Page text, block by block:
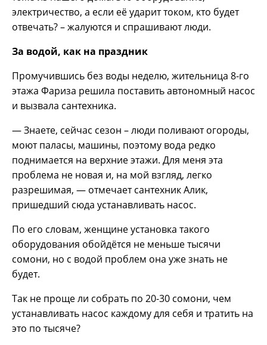
электричество, а если её ударит током, кто будет
отвечать? – жалуются и спрашивают люди.
За водой, как на праздник
Промучившись без воды неделю, жительница 8-го
этажа Фариза решила поставить автономный насос
и вызвала сантехника.
— Знаете, сейчас сезон – люди поливают огороды,
моют паласы, машины, поэтому вода редко
поднимается на верхние этажи. Для меня эта
проблема не новая и, на мой взгляд, легко
разрешимая, — отмечает сантехник Алик,
пришедший сюда устанавливать насос.
По его словам, женщине установка такого
оборудования обойдётся не меньше тысячи
сомони, но с водой проблем она уже знать не
будет.
Так не проще ли собрать по 20-30 сомони, чем
устанавливать насос каждому для себя и тратить на
это по тысяче?